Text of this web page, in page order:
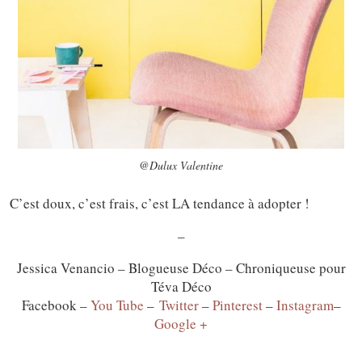
@Dulux Valentine
C’est doux, c’est frais, c’est LA tendance à adopter !
–
Jessica Venancio – Blogueuse Déco – Chroniqueuse pour
Téva Déco
Facebook –You Tube – Twitter–Pinterest–Instagram–
Google +